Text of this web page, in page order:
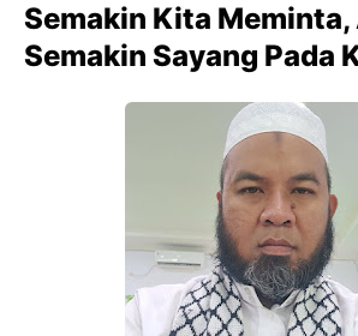
Semakin Kita
Semakin Sayang Pada